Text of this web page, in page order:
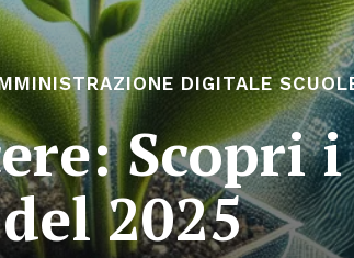
DIGITALE
Scopri i
2025